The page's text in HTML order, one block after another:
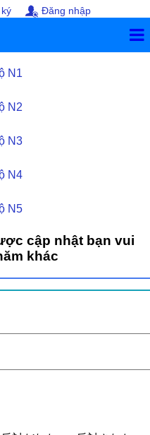
Đăng nhập
N1
N2
N3
N4
N5
cập nhật bạn vui
khác